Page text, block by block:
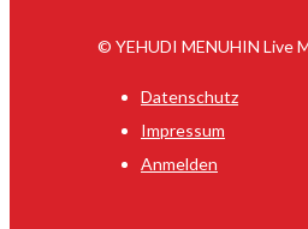
© YEHUDI MENUHIN Live
Datenschutz
Impressum
Anmelden